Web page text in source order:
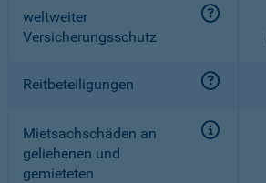
weltweiter
Versicherungsschutz
Reitbeteiligungen
Mietsachschäden an
geliehenen und
gemieteten